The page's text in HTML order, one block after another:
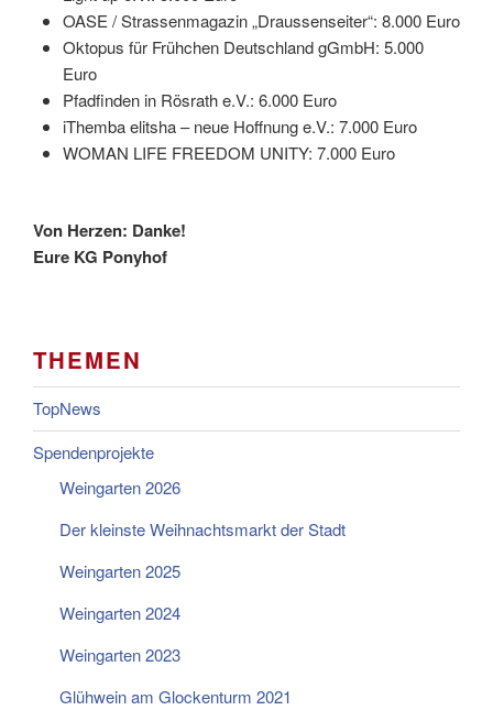
OASE / Strassenmagazin „Draussenseiter“: 8.000 Euro
Oktopus für Frühchen Deutschland gGmbH: 5.000
Euro
Pfadfinden in Rösrath e.V.: 6.000 Euro
iThemba elitsha – neue Hoffnung e.V.: 7.000 Euro
WOMAN LIFE FREEDOM UNITY: 7.000 Euro
Von Herzen: Danke!
Eure KG Ponyhof
THEMEN
TopNews
Spendenprojekte
Weingarten 2026
Der kleinste Weihnachtsmarkt der Stadt
Weingarten 2025
Weingarten 2024
Weingarten 2023
Glühwein am Glockenturm 2021